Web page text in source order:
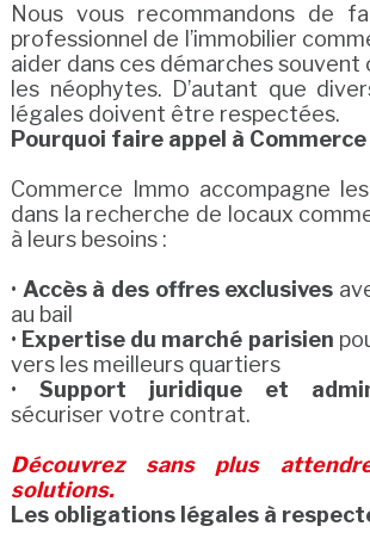
Nous vous recommandons de
professionnel de l’immobilier
aider dans ces démarches souvent
les néophytes. D’autant que
légales doivent être respectées.
Pourquoi faire appel à Commerce
Commerce Immo accompagne
dans la recherche de locaux
à leurs besoins :
• Accès à des offres exclusives
au bail
• Expertise du marché parisien
vers les meilleurs quartiers
• Support juridique et
sécuriser votre contrat.
Découvrez sans plus
solutions.
Les obligations légales à